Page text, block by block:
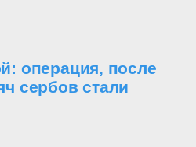
операция, после
сербов стали